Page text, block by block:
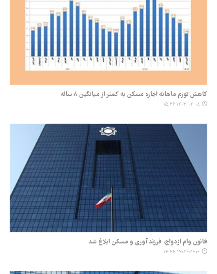
کاهش تورم ماهانه اجاره مسکن به کمتر از میانگین ۸ ساله
۱۴۰۳-۰۲-۰۸ ۱۵:۳۶
قانون وام ازدواج، فرزندآوری و مسکن ابلاغ شد
۱۴۰۳-۰۱-۰۶ ۱۴:۴۴